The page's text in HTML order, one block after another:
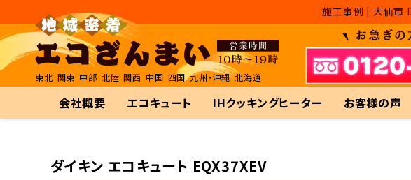
施工事例 | 大仙市
東北 関東 中部 北陸 関西 中国 四国 九州・沖縄 北海道
会社概要 エコキュート IHクッキングヒーター お客様の声
ダイキン エコキュート EQX37XEV